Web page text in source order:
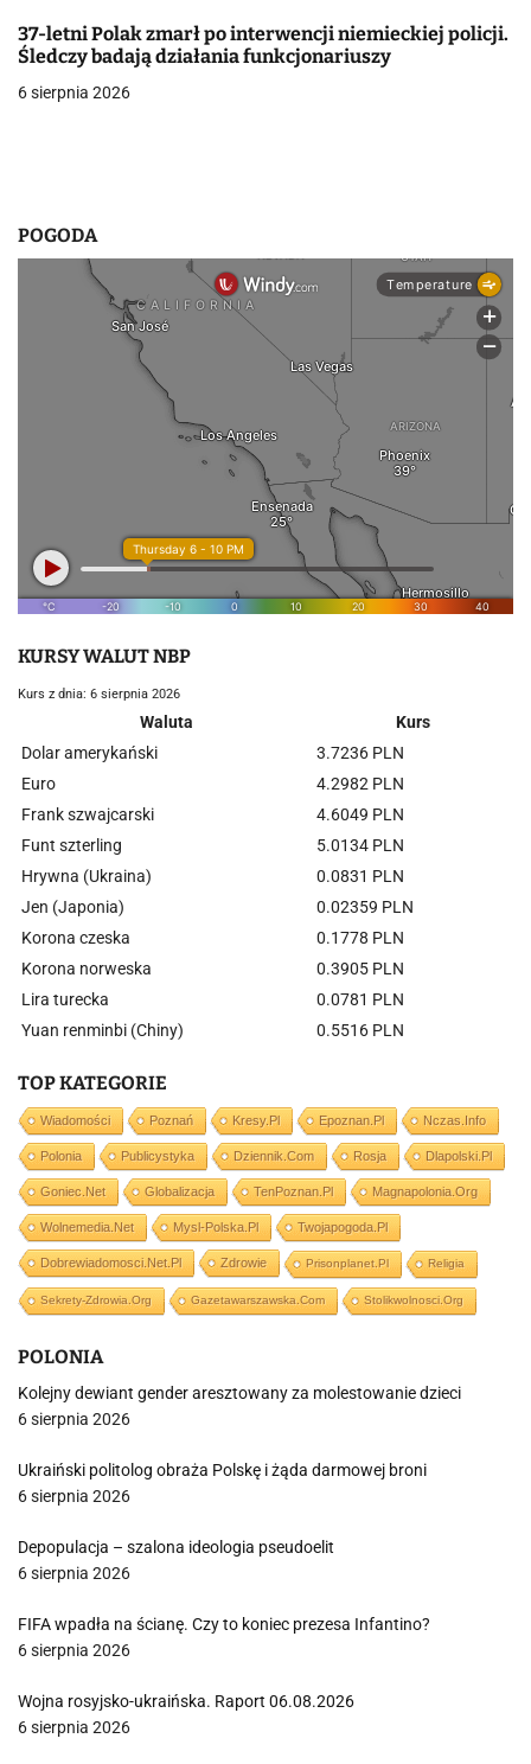
i
s
37-letni Polak zmarł po interwencji niemieckiej policji.
Śledczy badają działania funkcjonariuszy
6 sierpnia 2026
POGODA
KURSY WALUT NBP
Kurs z dnia: 6 sierpnia 2026
Waluta
Kurs
Dolar amerykański
3.7236 PLN
Euro
4.2982 PLN
Frank szwajcarski
4.6049 PLN
Funt szterling
5.0134 PLN
Hrywna (Ukraina)
0.0831 PLN
Jen (Japonia)
0.02359 PLN
Korona czeska
0.1778 PLN
Korona norweska
0.3905 PLN
Lira turecka
0.0781 PLN
Yuan renminbi (Chiny)
0.5516 PLN
TOP KATEGORIE
Wiadomości Poznań Kresy.pl Epoznan.pl Nczas.info
Polonia Publicystyka Dziennik.com Rosja Dlapolski.pl
Goniec.net Globalizacja TenPoznan.pl Magnapolonia.org
Wolnemedia.net Mysl-Polska.pl Twojapogoda.pl
Dobrewiadomosci.net.pl Zdrowie Prisonplanet.pl Religia
Sekrety-Zdrowia.org Gazetawarszawska.com Stolikwolnosci.org
POLONIA
Kolejny dewiant gender aresztowany za molestowanie dzieci
6 sierpnia 2026
Ukraiński politolog obraża Polskę i żąda darmowej broni
6 sierpnia 2026
Depopulacja – szalona ideologia pseudoelit
6 sierpnia 2026
FIFA wpadła na ścianę. Czy to koniec prezesa Infantino?
6 sierpnia 2026
Wojna rosyjsko-ukraińska. Raport 06.08.2026
6 sierpnia 2026